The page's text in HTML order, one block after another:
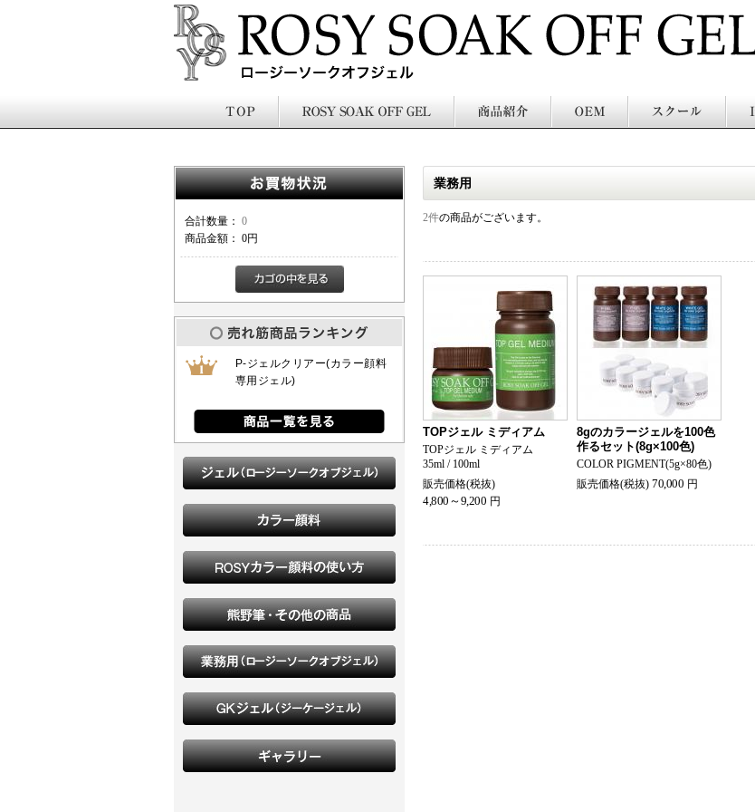
合計数量： 0
商品金額： 0円
P-ジェルクリアー(カラー顔料
専用ジェル)
業務用
2件の商品がございます。
TOPジェル ミディアム
TOPジェル ミディアム
35ml / 100ml
販売価格(税抜)
4,800～9,200 円
8gのカラージェルを100色
作るセット(8g×100色)
COLOR PIGMENT(5g×80色)
販売価格(税抜) 70,000 円